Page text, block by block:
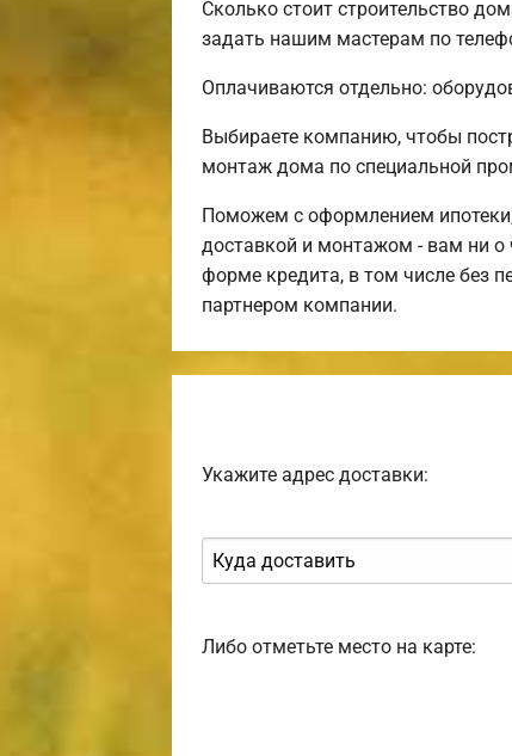
Сколько стоит строительство
задать нашим мастерам по
Оплачиваются отдельно:
Выбираете компанию, чтобы
монтаж дома по специальной
Поможем с оформлением
доставкой и монтажом - вам ни о
форме кредита, в том числе без
партнером компании.
Укажите адрес доставки:
Либо отметьте место на карте: